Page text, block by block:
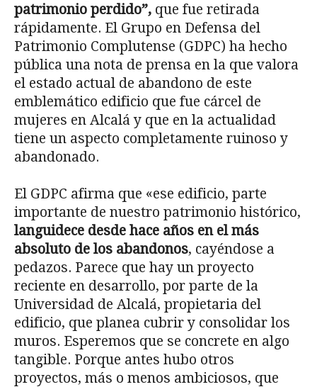
patrimonio perdido”, que fue retirada
rápidamente. El Grupo en Defensa del
Patrimonio Complutense (GDPC) ha hecho
pública una nota de prensa en la que valora
el estado actual de abandono de este
emblemático edificio que fue cárcel de
mujeres en Alcalá y que en la actualidad
tiene un aspecto completamente ruinoso y
abandonado.
El GDPC afirma que «ese edificio, parte
importante de nuestro patrimonio histórico,
languidece desde hace años en el más
absoluto de los abandonos, cayéndose a
pedazos. Parece que hay un proyecto
reciente en desarrollo, por parte de la
Universidad de Alcalá, propietaria del
edificio, que planea cubrir y consolidar los
muros. Esperemos que se concrete en algo
tangible. Porque antes hubo otros
proyectos, más o menos ambiciosos, que